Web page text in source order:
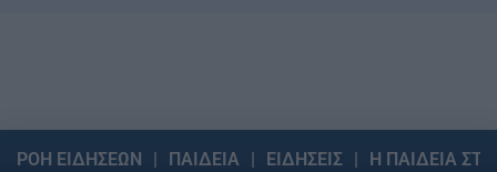
ΡΟΗ ΕΙΔΗΣΕΩΝ ΠΑΙΔΕΙΑ ΕΙΔΗΣΕΙΣ Η ΠΑΙΔΕΙΑ